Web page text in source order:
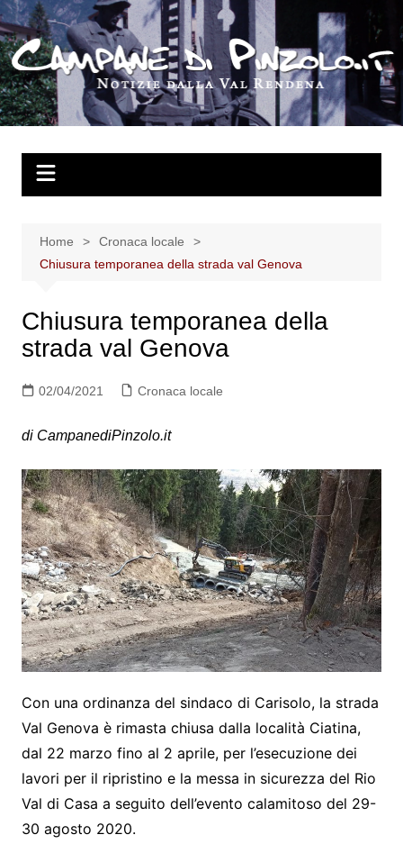
Salta
al
contenuto
Home
Cronaca locale
Chiusura temporanea della strada val Genova
Chiusura temporanea della
strada val Genova
02/04/2021 Cronaca locale
di CampanediPinzolo.it
Con una ordinanza del sindaco di Carisolo, la strada
Val Genova è rimasta chiusa dalla località Ciatina,
dal 22 marzo fino al 2 aprile, per l’esecuzione dei
lavori per il ripristino e la messa in sicurezza del Rio
Val di Casa a seguito dell’evento calamitoso del 29-
30 agosto 2020.